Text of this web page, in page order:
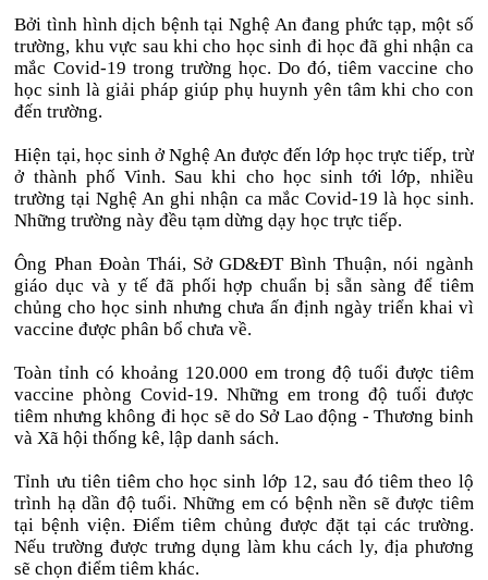
Bởi tình hình dịch bệnh tại Nghệ An đang phức tạp, một số
trường, khu vực sau khi cho học sinh đi học đã ghi nhận ca
mắc Covid-19 trong trường học. Do đó, tiêm vaccine cho
học sinh là giải pháp giúp phụ huynh yên tâm khi cho con
đến trường.
Hiện tại, học sinh ở Nghệ An được đến lớp học trực tiếp, trừ
ở thành phố Vinh. Sau khi cho học sinh tới lớp, nhiều
trường tại Nghệ An ghi nhận ca mắc Covid-19 là học sinh.
Những trường này đều tạm dừng dạy học trực tiếp.
Ông Phan Đoàn Thái, Sở GD&ĐT Bình Thuận, nói ngành
giáo dục và y tế đã phối hợp chuẩn bị sẵn sàng để tiêm
chủng cho học sinh nhưng chưa ấn định ngày triển khai vì
vaccine được phân bổ chưa về.
Toàn tỉnh có khoảng 120.000 em trong độ tuổi được tiêm
vaccine phòng Covid-19. Những em trong độ tuổi được
tiêm nhưng không đi học sẽ do Sở Lao động - Thương binh
và Xã hội thống kê, lập danh sách.
Tỉnh ưu tiên tiêm cho học sinh lớp 12, sau đó tiêm theo lộ
trình hạ dần độ tuổi. Những em có bệnh nền sẽ được tiêm
tại bệnh viện. Điểm tiêm chủng được đặt tại các trường.
Nếu trường được trưng dụng làm khu cách ly, địa phương
sẽ chọn điểm tiêm khác.